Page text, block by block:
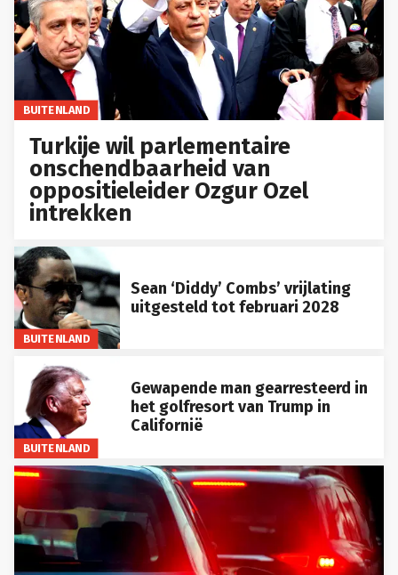
BUITENLAND
Turkije wil parlementaire
onschendbaarheid van
oppositieleider Ozgur Ozel
intrekken
BUITENLAND
Sean ‘Diddy’ Combs’ vrijlating
uitgesteld tot februari 2028
BUITENLAND
Gewapende man gearresteerd in
het golfresort van Trump in
Californië